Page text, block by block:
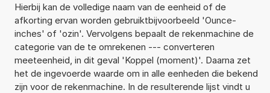
Hierbij kan de volledige naam van de eenheid of de
afkorting ervan worden gebruiktbijvoorbeeld 'Ounce-
inches' of 'ozin'. Vervolgens bepaalt de rekenmachine de
categorie van de te omrekenen --- converteren
meeteenheid, in dit geval 'Koppel (moment)'. Daarna zet
het de ingevoerde waarde om in alle eenheden die bekend
zijn voor de rekenmachine. In de resulterende lijst vindt u